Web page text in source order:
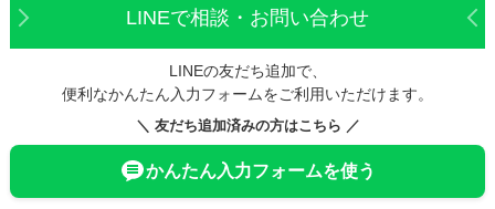
LINEで相談・お問い合わせ
LINEの友だち追加で、
便利なかんたん入力フォームをご利用いただけます。
＼ 友だち追加済みの方はこちら ／
かんたん入力フォームを使う